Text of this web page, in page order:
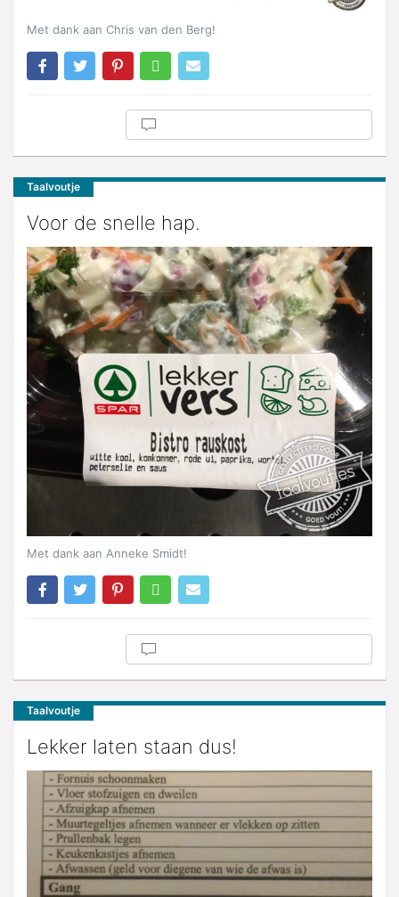
Met dank aan Chris van den Berg!
Taalvoutje
Voor de snelle hap.
Met dank aan Anneke Smidt!
Taalvoutje
Lekker laten staan dus!